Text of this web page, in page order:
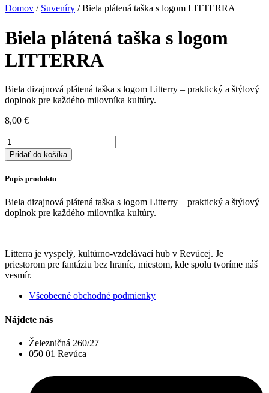
Domov / Suveníry / Biela plátená taška s logom LITTERRA
Biela plátená taška s logom
LITTERRA
Biela dizajnová plátená taška s logom Litterry – praktický a štýlový
doplnok pre každého milovníka kultúry.
8,00 €
množstvo
Biela
plátená
s
LITTERRA
Pridať do košíka
Popis produktu
Biela dizajnová plátená taška s logom Litterry – praktický a štýlový
doplnok pre každého milovníka kultúry.
Litterra je vyspelý, kultúrno-vzdelávací hub v Revúcej. Je
priestorom pre fantáziu bez hraníc, miestom, kde spolu tvoríme náš
vesmír.
Všeobecné obchodné podmienky
Nájdete nás
Železničná 260/27
050 01 Revúca